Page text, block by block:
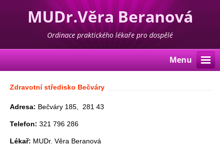
MUDr.Věra Beranová
Ordinace praktického lékaře pro dospělé
Menu
Zdravotní středisko Bečváry
Adresa: Bečváry 185, 281 43
Telefon:321 796 286
Lékař: MUDr. Věra Beranová